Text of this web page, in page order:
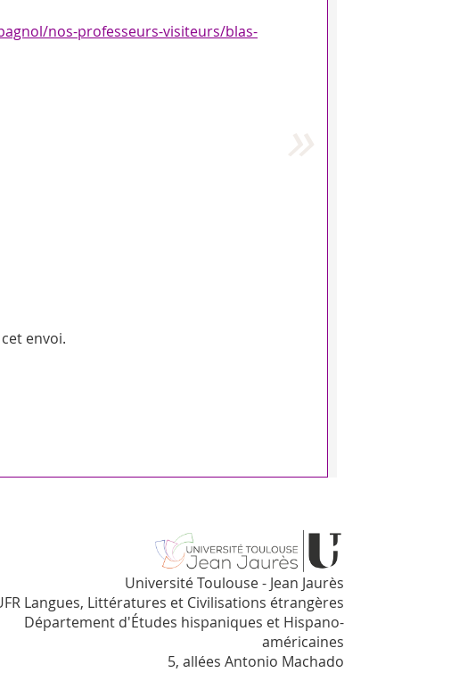
nos-professeurs-visiteurs/blas-
envoi.
Université Toulouse - Jean Jaurès
Langues, Littératures et Civilisations étrangères
Département d'Études hispaniques et Hispano-
américaines
5, allées Antonio Machado